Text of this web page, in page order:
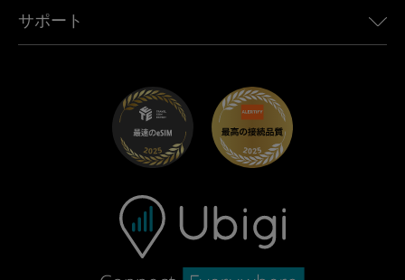
Mini向けUbigi
Maserati向けUbigi
Ubigiアプリ
アフェリエイトプログラム
サポート
トラブルシューティング
ヘルプセンター
お問い合わせ先